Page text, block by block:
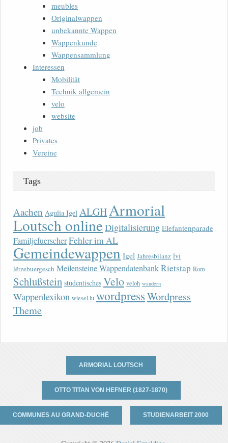
meubles
Originalwappen
unbekannte Wappen
Wappenkunde
Wappensammlung
Interessen
Mobilität
Technik allgemein
velo
website
job
Privates
Vereine
Tags
Aachen Agulia Igel ALGHArmorial
Loutsch onlineDigitalisierung Elefantenparade
FamiljefuerscherFehler im AL
Gemeindewappen Igel Jahresbilanz lvi
lëtzebuergesch Meilensteine WappendatenbankRietstap Rom
Schlußstein studentisches Velo veloh wandern
Wappenlexikon wiesel.lu wordpressWordpress
Theme
ARMORIAL LOUTSCH
OTTO TITAN VON HEFNER (1827-1870)
COMMUNES AU GRAND-DUCHÉ STUDIENARBEIT 2000